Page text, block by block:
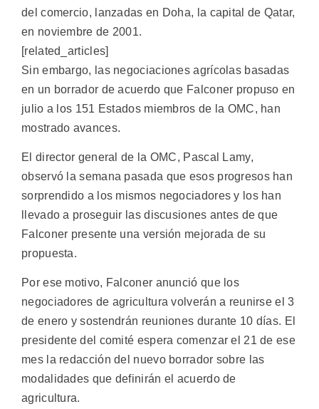
del comercio, lanzadas en Doha, la capital de Qatar,
en noviembre de 2001.
[related_articles]
Sin embargo, las negociaciones agrícolas basadas
en un borrador de acuerdo que Falconer propuso en
julio a los 151 Estados miembros de la OMC, han
mostrado avances.
El director general de la OMC, Pascal Lamy,
observó la semana pasada que esos progresos han
sorprendido a los mismos negociadores y los han
llevado a proseguir las discusiones antes de que
Falconer presente una versión mejorada de su
propuesta.
Por ese motivo, Falconer anunció que los
negociadores de agricultura volverán a reunirse el 3
de enero y sostendrán reuniones durante 10 días. El
presidente del comité espera comenzar el 21 de ese
mes la redacción del nuevo borrador sobre las
modalidades que definirán el acuerdo de
agricultura.